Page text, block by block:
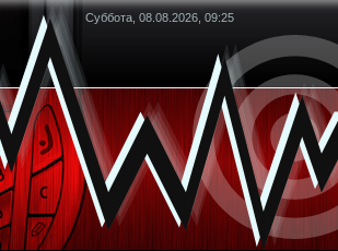
Суббота, 08.08.2026, 09:25